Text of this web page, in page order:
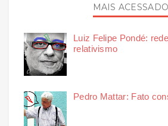
MAIS
Luiz Felipe Pondé:
relativismo
Pedro Mattar: Fato